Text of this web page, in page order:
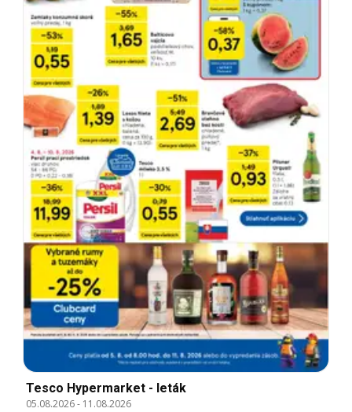
Tesco Hypermarket - leták
05.08.2026- 11.08.2026